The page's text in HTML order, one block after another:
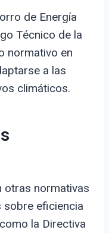
de Energía
Técnico de la
normativo en
a las
climáticos.
otras normativas
sobre eficiencia
la Directiva